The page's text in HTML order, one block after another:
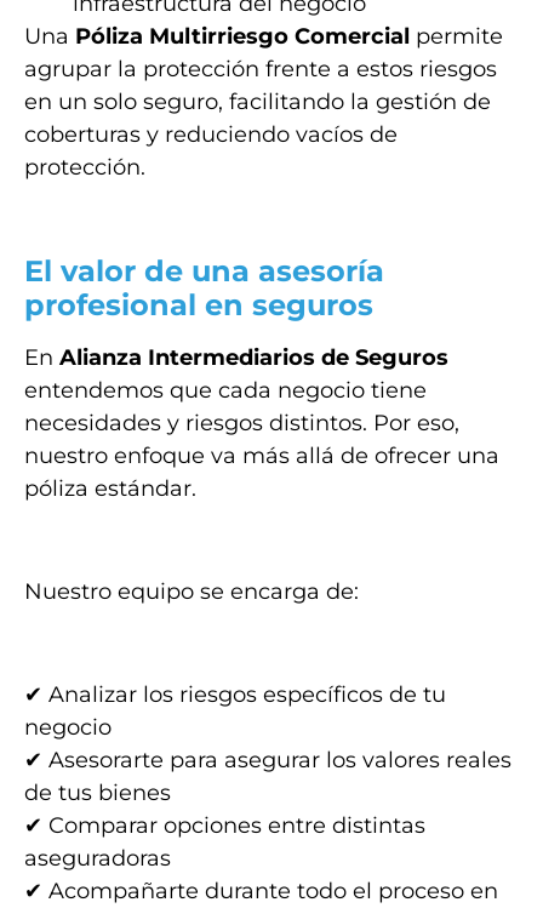
Una Póliza Multirriesgo Comercial permite
agrupar la protección frente a estos riesgos
en un solo seguro, facilitando la gestión de
coberturas y reduciendo vacíos de
protección.
El valor de una asesoría
profesional en seguros
En Alianza Intermediarios de Seguros
entendemos que cada negocio tiene
necesidades y riesgos distintos. Por eso,
nuestro enfoque va más allá de ofrecer una
póliza estándar.
Nuestro equipo se encarga de:
✔ Analizar los riesgos específicos de tu
negocio
✔ Asesorarte para asegurar los valores reales
de tus bienes
✔ Comparar opciones entre distintas
aseguradoras
✔ Acompañarte durante todo el proceso en